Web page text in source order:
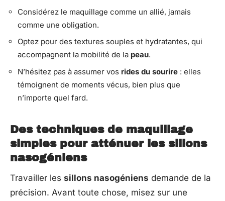
Considérez le maquillage comme un allié, jamais
comme une obligation.
Optez pour des textures souples et hydratantes, qui
accompagnent la mobilité de la peau.
N’hésitez pas à assumer vos rides du sourire : elles
témoignent de moments vécus, bien plus que
n’importe quel fard.
Des techniques de maquillage
simples pour atténuer les sillons
nasogéniens
Travailler les sillons nasogéniens demande de la
précision. Avant toute chose, misez sur une